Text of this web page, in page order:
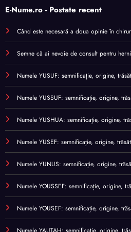
E-Nume.ro - Postate recent
Când este necesară a doua opinie în
Semne că ai nevoie de consult pentru
Numele YUSUF: semnificație, origine,
Numele YUSSUF: semnificație, origine,
Numele YUSHUA: semnificație, origine,
Numele YUSEF: semnificație, origine,
Numele YUNUS: semnificație, origine,
Numele YOUSSEF: semnificație, origine,
Numele YOUSEF: semnificație, origine,